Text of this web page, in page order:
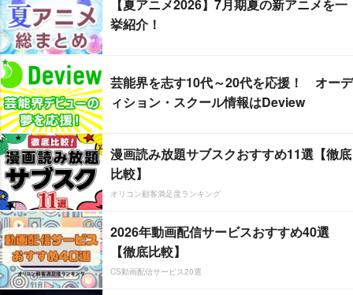
【夏アニメ2026】7月期夏の新アニメを一
挙紹介！
芸能界を志す10代～20代を応援！ オーデ
ィション・スクール情報はDeview
漫画読み放題サブスクおすすめ11選【徹底
比較】
オリコン顧客満足度ランキング
2026年動画配信サービスおすすめ40選
【徹底比較】
CS動画配信サービス20選